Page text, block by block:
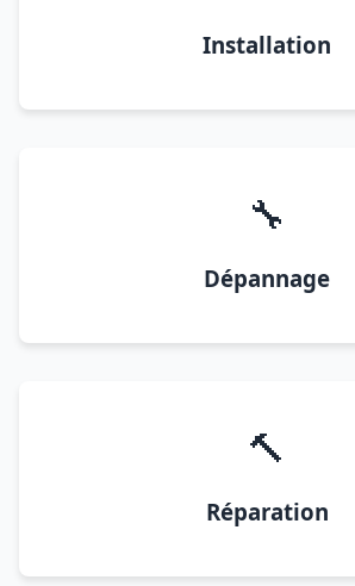
Installation
🔧
Dépannage
🔨
Réparation